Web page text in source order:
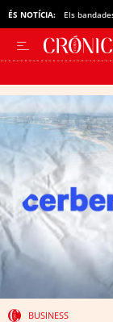
ÉS NOTÍCIA: Els
BUSINESS